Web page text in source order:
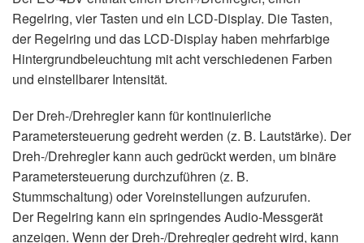
Regelring, vier Tasten und ein LCD-Display. Die Tasten,
der Regelring und das LCD-Display haben mehrfarbige
Hintergrundbeleuchtung mit acht verschiedenen Farben
und einstellbarer Intensität.
Der Dreh-/Drehregler kann für kontinuierliche
Parametersteuerung gedreht werden (z. B. Lautstärke). Der
Dreh-/Drehregler kann auch gedrückt werden, um binäre
Parametersteuerung durchzuführen (z. B.
Stummschaltung) oder Voreinstellungen aufzurufen.
Der Regelring kann ein springendes Audio-Messgerät
anzeigen. Wenn der Dreh-/Drehregler gedreht wird, kann